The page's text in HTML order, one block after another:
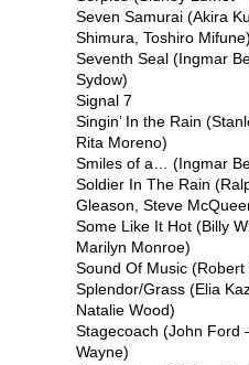
Seven Samurai (Akira
Shimura, Toshiro Mifune)
Seventh Seal (Ingmar
Sydow)
Signal 7
Singin’ In the Rain
Rita Moreno)
Smiles of a… (Ingmar
Soldier In The Rain
Gleason, Steve
Some Like It Hot (Billy
Marilyn Monroe)
Sound Of Music
Splendor/Grass (Elia
Natalie Wood)
Stagecoach (John Ford
Wayne)